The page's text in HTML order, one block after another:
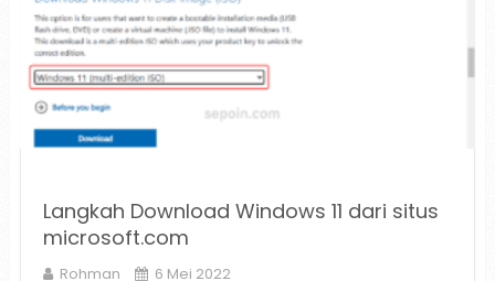
Langkah Download Windows 11 dari situs
microsoft.com
Rohman 6 Mei 2022